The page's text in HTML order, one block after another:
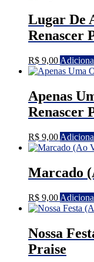
Lugar De
Renascer
R$ 9,00
Apenas
Renascer
R$ 9,00
Marcado
R$ 9,00
Nossa
Praise